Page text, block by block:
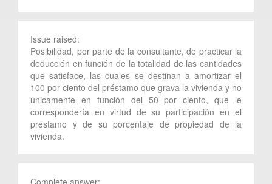
Issue raised:
Posibilidad, por parte de la consultante, de practicar la
deducción en función de la totalidad de las cantidades
que satisface, las cuales se destinan a amortizar el
100 por ciento del préstamo que grava la vivienda y no
únicamente en función del 50 por ciento, que le
correspondería en virtud de su participación en el
préstamo y de su porcentaje de propiedad de la
vivienda.
Complete answer: